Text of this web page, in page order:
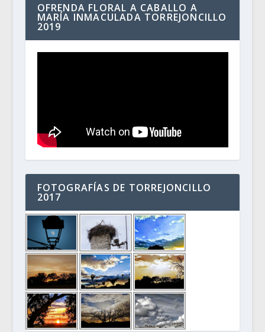
OFRENDA FLORAL A CABALLO A
MARÍA INMACULADA TORREJONCILLO
2019
FOTOGRAFÍAS DE TORREJONCILLO
2017